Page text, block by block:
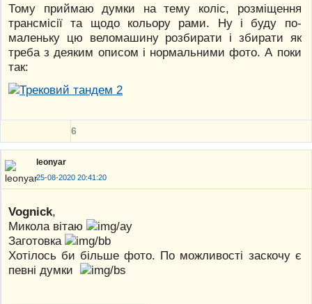
Тому приймаю думки на тему коліс, розміщення
трансмісії та щодо кольору рами. Ну і буду по-
маленьку цю веломашину розбирати і збирати як
треба з деяким описом і нормальними фото. А поки
так:
6
leonyar
25-08-2020 20:41:20
Vognick,
Микола вітаю
Заготовка
Хотілось би більше фото. По можливості заскочу є
певні думки